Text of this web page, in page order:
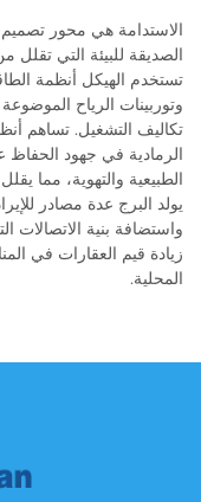
الاستدامة هي محور
الصديقة للبيئة التي تقلل
تستخدم الهيكل أنظمة
وتوربينات الرياح
تكاليف التشغيل. تساهم
الرمادية في جهود الحفاظ
الطبيعية والتهوية، مما
يولد البرج عدة مصادر
واستضافة بنية الاتصالات
زيادة قيم العقارات في
المحلية.